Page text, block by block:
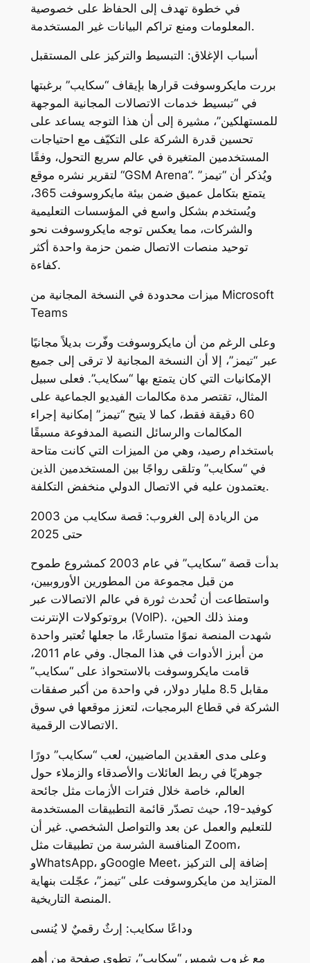
في خطوة تهدف إلى الحفاظ على خصوصية
المعلومات ومنع تراكم البيانات غير المستخدمة.
أسباب الإغلاق: التبسيط والتركيز على المستقبل
بررت مايكروسوفت قرارها بإيقاف “سكايب” برغبتها
في “تبسيط خدمات الاتصالات المجانية الموجهة
للمستهلكين”، مشيرة إلى أن هذا التوجه يساعد على
تحسين قدرة الشركة على التكيّف مع احتياجات
المستخدمين المتغيرة في عالم سريع التحول، وفقًا
لتقرير نشره موقع “GSM Arena”. ويُذكر أن “تيمز”
يتمتع بتكامل عميق ضمن بيئة مايكروسوفت 365،
ويُستخدم بشكل واسع في المؤسسات التعليمية
والشركات، مما يعكس توجه مايكروسوفت نحو
توحيد منصات الاتصال ضمن حزمة واحدة أكثر
كفاءة.
ميزات محدودة في النسخة المجانية من Microsoft
Teams
وعلى الرغم من أن مايكروسوفت وفّرت بديلاً مجانيًا
عبر “تيمز”، إلا أن النسخة المجانية لا ترقى إلى جميع
الإمكانيات التي كان يتمتع بها “سكايب”. فعلى سبيل
المثال، تقتصر مدة مكالمات الفيديو الجماعية على
60 دقيقة فقط، كما لا يتيح “تيمز” إمكانية إجراء
المكالمات والرسائل النصية المدفوعة مسبقًا
باستخدام رصيد، وهي من الميزات التي كانت متاحة
في “سكايب” وتلقى رواجًا بين المستخدمين الذين
يعتمدون عليه في الاتصال الدولي منخفض التكلفة.
من الريادة إلى الغروب: قصة سكايب من 2003
حتى 2025
بدأت قصة “سكايب” في عام 2003 كمشروع طموح
من قبل مجموعة من المطورين الأوروبيين،
واستطاعت أن تُحدث ثورة في عالم الاتصالات عبر
بروتوكولات الإنترنت (VoIP). ومنذ ذلك الحين،
شهدت المنصة نموًا متسارعًا، ما جعلها تُعتبر واحدة
من أبرز الأدوات في هذا المجال. وفي عام 2011،
قامت مايكروسوفت بالاستحواذ على “سكايب”
مقابل 8.5 مليار دولار، في واحدة من أكبر صفقات
الشركة في قطاع البرمجيات، لتعزز موقعها في سوق
الاتصالات الرقمية.
وعلى مدى العقدين الماضيين، لعب “سكايب” دورًا
جوهريًا في ربط العائلات والأصدقاء والزملاء حول
العالم، خاصة خلال فترات الأزمات مثل جائحة
كوفيد-19، حيث تصدّر قائمة التطبيقات المستخدمة
للتعليم والعمل عن بعد والتواصل الشخصي. غير أن
المنافسة الشرسة من تطبيقات مثل Zoom،
وWhatsApp، وGoogle Meet، إضافة إلى التركيز
المتزايد من مايكروسوفت على “تيمز”، عجّلت بنهاية
المنصة التاريخية.
وداعًا سكايب: إرثٌ رقميٌ لا يُنسى
مع غروب شمس “سكايب”، تطوى صفحة من أهم